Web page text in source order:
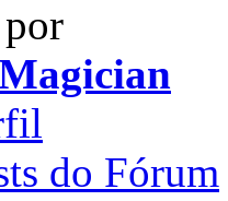
do Fórum